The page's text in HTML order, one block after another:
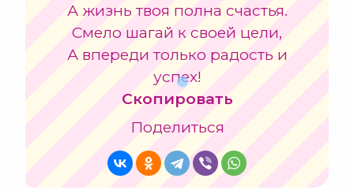
А жизнь твоя полна счастья.
Смело шагай к своей цели,
А впереди только радость и
успех!
Скопировать
Поделиться